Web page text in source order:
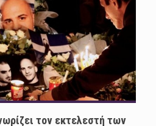
τον εκτελεστή των